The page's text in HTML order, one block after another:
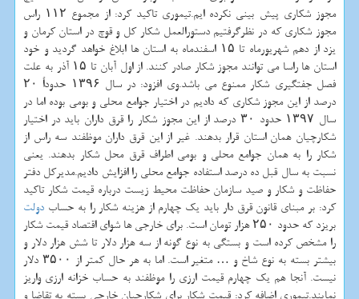
مجوز شكاری پیش بینی نكرده ایم.تیموری تاكید كرد: از مجموع ۱۱۲ راس
مجوز شكاری كه در نظرگرفتیم دستورالعمل شكار كل و قوچ در استان كرمان و
یزد از دهم شهریورماه تا ۱۵ اسفندماه به استان ها ابلاغ خواهد گردید و خود
استان ها راسا می توانند مجوز شكار صادر كنند. از اول آبان تا ۱۵ آذر به علت
فصل جفتگیری شكار ممنوع می باشد.وی افزود: در سال ۱۳۹۶ حدوداً ۲۰
درصد از این مجوز شكاری كه دادیم در اختیار جوامع محلی و بومی بوده اما در
سال ۱۳۹۷ حدود ۳۰ درصد از این مجوز شكار را قرق داران باید در اختیار
شكارچیان همان استان قرار بدهند. غیر از این قرق داران موظفند سه راس از
شكار را به همان جوامع محلی و بومی اطراف قرق محل شكار بدهند. یعنی
نسبت به سال قبل ده درصد استفاده جوامع محلی را افزایش دادیم.مدیركل دفتر
حفاظت و شكار و صید سازمان حفاظت محیط زیست درباره قیمت شكار تاكید
كرد: بر مبنای قانون قرق دار باید یك چهارم از هزینه شكار را به حساب دولت
بریزد كه حدود ۲۵۰ هزار تومان است. برای خارجی ها شوای اقتصاد قیمت شكار
را مشخص كرده است و بستگی به نوع گونه از سه هزار دلار تا شش هزار دلار و
بیشتر بسته به نوع شاخ و … متغیر است. اما به هر حال كمتر از ۳۵۰۰ دلار
نیست. آنجا هم یك چهارم قیمت ارزی را موظفند به حساب خزانه ارزی واریز
نمایند.تیموری اضافه كرد: قیمت شكار برای شكارچیان خارجی بسته به تقاضا و